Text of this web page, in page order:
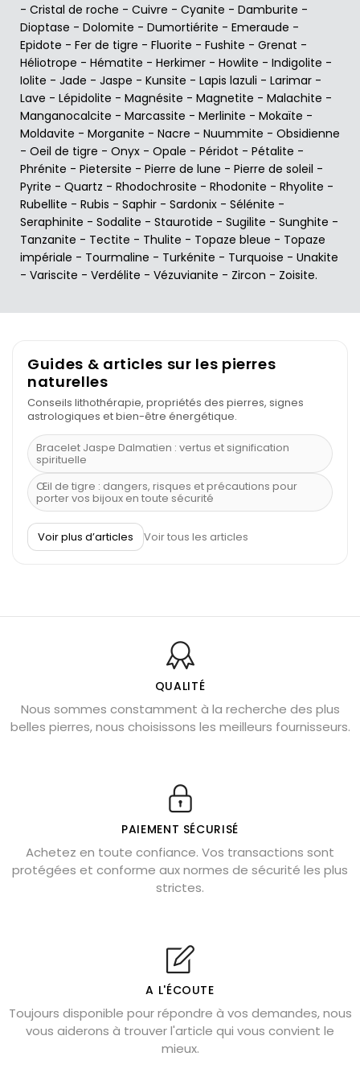
- Cristal de roche - Cuivre - Cyanite - Damburite -
Dioptase - Dolomite - Dumortiérite - Emeraude -
Epidote - Fer de tigre - Fluorite - Fushite - Grenat -
Héliotrope - Hématite - Herkimer - Howlite - Indigolite -
Iolite - Jade - Jaspe - Kunsite - Lapis lazuli - Larimar -
Lave - Lépidolite - Magnésite - Magnetite - Malachite -
Manganocalcite - Marcassite - Merlinite - Mokaïte -
Moldavite - Morganite - Nacre - Nuummite - Obsidienne
- Oeil de tigre - Onyx - Opale - Péridot - Pétalite -
Phrénite - Pietersite - Pierre de lune - Pierre de soleil -
Pyrite - Quartz - Rhodochrosite - Rhodonite - Rhyolite -
Rubellite - Rubis - Saphir - Sardonix - Sélénite -
Seraphinite - Sodalite - Staurotide - Sugilite - Sunghite -
Tanzanite - Tectite - Thulite - Topaze bleue - Topaze
impériale - Tourmaline - Turkénite - Turquoise - Unakite
- Variscite - Verdélite - Vézuvianite - Zircon - Zoisite.
Guides & articles sur les pierres
naturelles
Conseils lithothérapie, propriétés des pierres, signes
astrologiques et bien-être énergétique.
Bracelet Jaspe Dalmatien : vertus et signification
spirituelle
Œil de tigre : dangers, risques et précautions pour
porter vos bijoux en toute sécurité
À quel poignet porter un bracelet de pierre
Découvrez le scorpion et ses pierres
Bienfaits de la sélénite – pierre des anges
L’améthyste est-elle faite pour moi ?
Chrysocolle : pierre apaisante
Obsidienne dorée : vertus et signification
Véritable citrine naturelle non chauffée
Où placer la citrine dans la maison
Cornaline : propriétés magiques
Capricorne : quelles pierres choisir
Shungite : purification et protection
Bagues en labradorite argent 925
Lapis lazuli : propriétés et précautions
Citrine : propriétés magiques
Voir plus d’articles Voir tous les articles
QUALITÉ
Nous sommes constamment à la recherche des plus
belles pierres, nous choisissons les meilleurs fournisseurs.
PAIEMENT SÉCURISÉ
Achetez en toute confiance. Vos transactions sont
protégées et conforme aux normes de sécurité les plus
strictes.
A L'ÉCOUTE
Toujours disponible pour répondre à vos demandes, nous
vous aiderons à trouver l'article qui vous convient le
mieux.